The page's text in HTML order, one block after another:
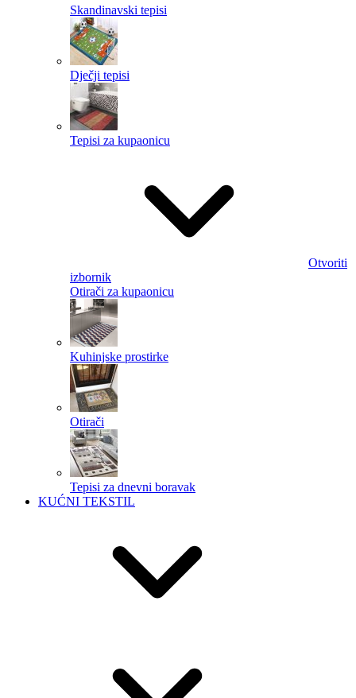
Skandinavski tepisi
Dječji tepisi
Tepisi za kupaonicu
Otvoriti
izbornik
Otirači za kupaonicu
Kuhinjske prostirke
Otirači
Tepisi za dnevni boravak
KUĆNI TEKSTIL